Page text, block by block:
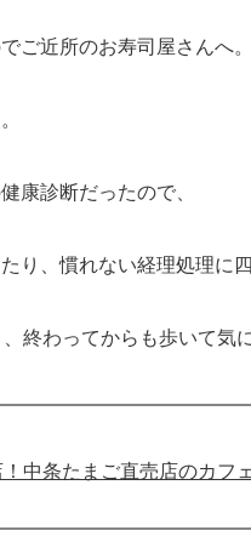
ご近所のお寿司屋さんへ。
康診断だったので、
り、慣れない経理処理に四
終わってからも歩いて気
！中条たまご直売店のカフ